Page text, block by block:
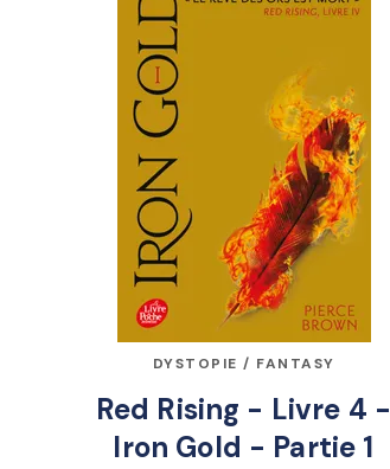
DYSTOPIE / FANTASY
Red Rising - Livre 4 -
Iron Gold - Partie 1